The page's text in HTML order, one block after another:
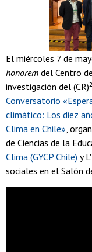
El miércoles 7 de
honorem del Centro
investigación del
Conversatorio
climático: Los diez
Clima en Chile» ,
de Ciencias de la
Clima (GYCP Chile) y
sociales en el Salón